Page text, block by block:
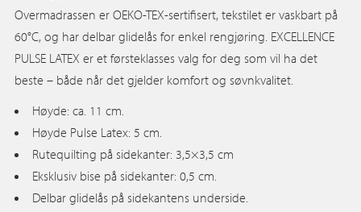
Overmadrassen er OEKO-TEX-sertifisert, tekstilet er vaskbart på
60°C, og har delbar glidelås for enkel rengjøring. EXCELLENCE
PULSE LATEX er et førsteklasses valg for deg som vil ha det
beste – både når det gjelder komfort og søvnkvalitet.
Høyde: ca. 11 cm.
Høyde Pulse Latex: 5 cm.
Rutequilting på sidekanter: 3,5×3,5 cm
Eksklusiv bise på sidekanter: 0,5 cm.
Delbar glidelås på sidekantens underside.